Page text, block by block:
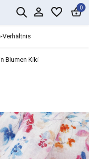
0
Blumen Kiki